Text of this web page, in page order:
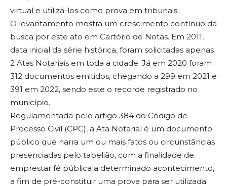
virtual e utilizá-los como prova em tribunais.
O levantamento mostra um crescimento contínuo da
busca por este ato em Cartório de Notas. Em 2011,
data inicial da série histórica, foram solicitadas apenas
2 Atas Notariais em toda a cidade. Já em 2020 foram
312 documentos emitidos, chegando a 299 em 2021 e
391 em 2022, sendo este o recorde registrado no
município.
Regulamentada pelo artigo 384 do Código de
Processo Civil (CPC), a Ata Notarial é um documento
público que narra um ou mais fatos ou circunstâncias
presenciadas pelo tabelião, com a finalidade de
emprestar fé pública a determinado acontecimento,
a fim de pré-constituir uma prova para ser utilizada